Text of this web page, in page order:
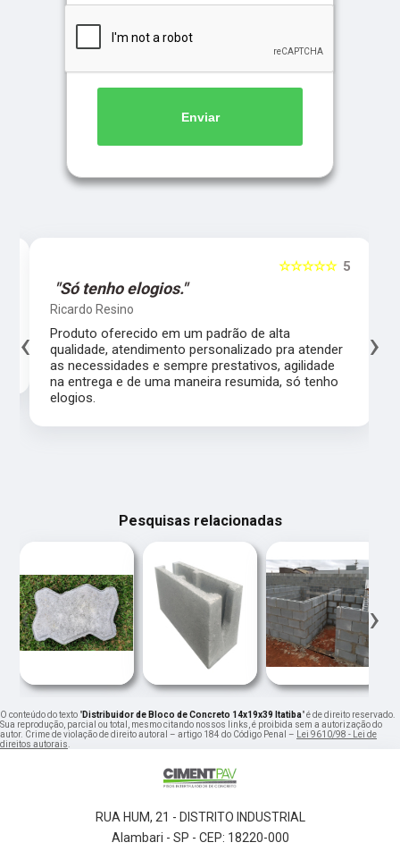
Enviar
5
☆☆☆☆☆
"Só tenho elogios."
Ricardo Resino
Produto oferecido em um padrão de alta
qualidade, atendimento personalizado pra atender
as necessidades e sempre prestativos, agilidade
na entrega e de uma maneira resumida, só tenho
elogios.
‹ ›
Pesquisas relacionadas
‹ ›
O conteúdo do texto "Distribuidor de Bloco de Concreto 14x19x39 Itatiba" é de direito reservado.
Sua reprodução, parcial ou total, mesmo citando nossos links, é proibida sem a autorização do
autor. Crime de violação de direito autoral – artigo 184 do Código Penal – Lei 9610/98 - Lei de
direitos autorais.
RUA HUM, 21 - DISTRITO INDUSTRIAL
Alambari - SP - CEP: 18220-000